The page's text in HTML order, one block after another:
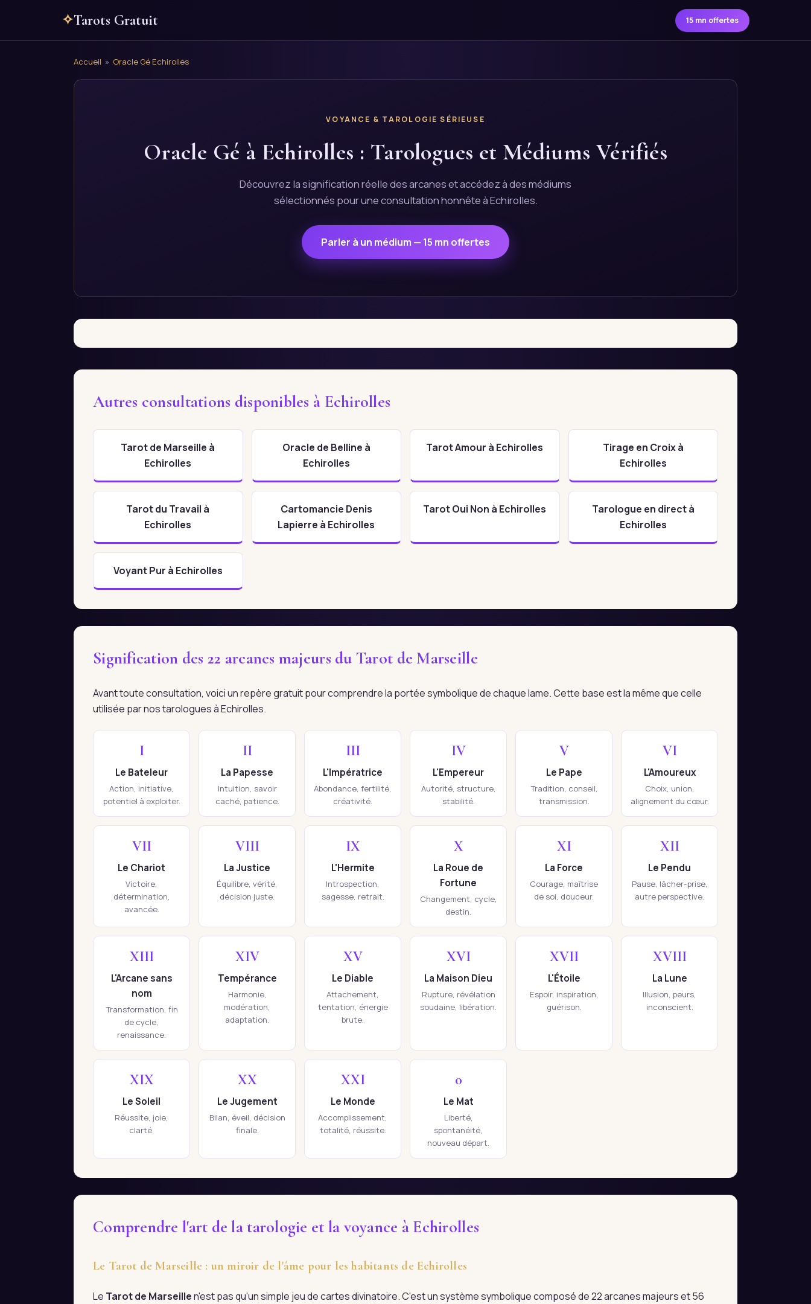
✧Tarots Gratuit 15 mn offertes
Accueil » Oracle Gé Echirolles
VOYANCE & TAROLOGIE SÉRIEUSE
Oracle Gé à Echirolles : Tarologues et Médiums Vérifiés
Découvrez la signification réelle des arcanes et accédez à des médiums
sélectionnés pour une consultation honnête à Echirolles.
Parler à un médium — 15 mn offertes
Autres consultations disponibles à Echirolles
Tarot de Marseille à
Echirolles
Oracle de Belline à
Echirolles
Tarot Amour à Echirolles
Tirage en Croix à
Echirolles
Tarot du Travail à
Echirolles
Cartomancie Denis
Lapierre à Echirolles
Tarot Oui Non à Echirolles
Tarologue en direct à
Echirolles
Voyant Pur à Echirolles
Signification des 22 arcanes majeurs du Tarot de Marseille
Avant toute consultation, voici un repère gratuit pour comprendre la portée symbolique de chaque lame. Cette base est la même que celle
utilisée par nos tarologues à Echirolles.
I
Le Bateleur
Action, initiative,
potentiel à exploiter.
II
La Papesse
Intuition, savoir
caché, patience.
III
L'Impératrice
Abondance, fertilité,
créativité.
IV
L'Empereur
Autorité, structure,
stabilité.
V
Le Pape
Tradition, conseil,
transmission.
VI
L'Amoureux
Choix, union,
alignement du cœur.
VII
Le Chariot
Victoire,
détermination,
avancée.
VIII
La Justice
Équilibre, vérité,
décision juste.
IX
L'Hermite
Introspection,
sagesse, retrait.
X
La Roue de
Fortune
Changement, cycle,
destin.
XI
La Force
Courage, maîtrise
de soi, douceur.
XII
Le Pendu
Pause, lâcher-prise,
autre perspective.
XIII
L'Arcane sans
nom
Transformation, fin
de cycle,
renaissance.
XIV
Tempérance
Harmonie,
modération,
adaptation.
XV
Le Diable
Attachement,
tentation, énergie
brute.
XVI
La Maison Dieu
Rupture, révélation
soudaine, libération.
XVII
L'Étoile
Espoir, inspiration,
guérison.
XVIII
La Lune
Illusion, peurs,
inconscient.
XIX
Le Soleil
Réussite, joie,
clarté.
XX
Le Jugement
Bilan, éveil, décision
finale.
XXI
Le Monde
Accomplissement,
totalité, réussite.
0
Le Mat
Liberté,
spontanéité,
nouveau départ.
Comprendre l'art de la tarologie et la voyance à Echirolles
Le Tarot de Marseille : un miroir de l'âme pour les habitants de Echirolles
Le Tarot de Marseillen'est pas qu'un simple jeu de cartes divinatoire. C'est un système symbolique composé de 22 arcanes majeurs et 56